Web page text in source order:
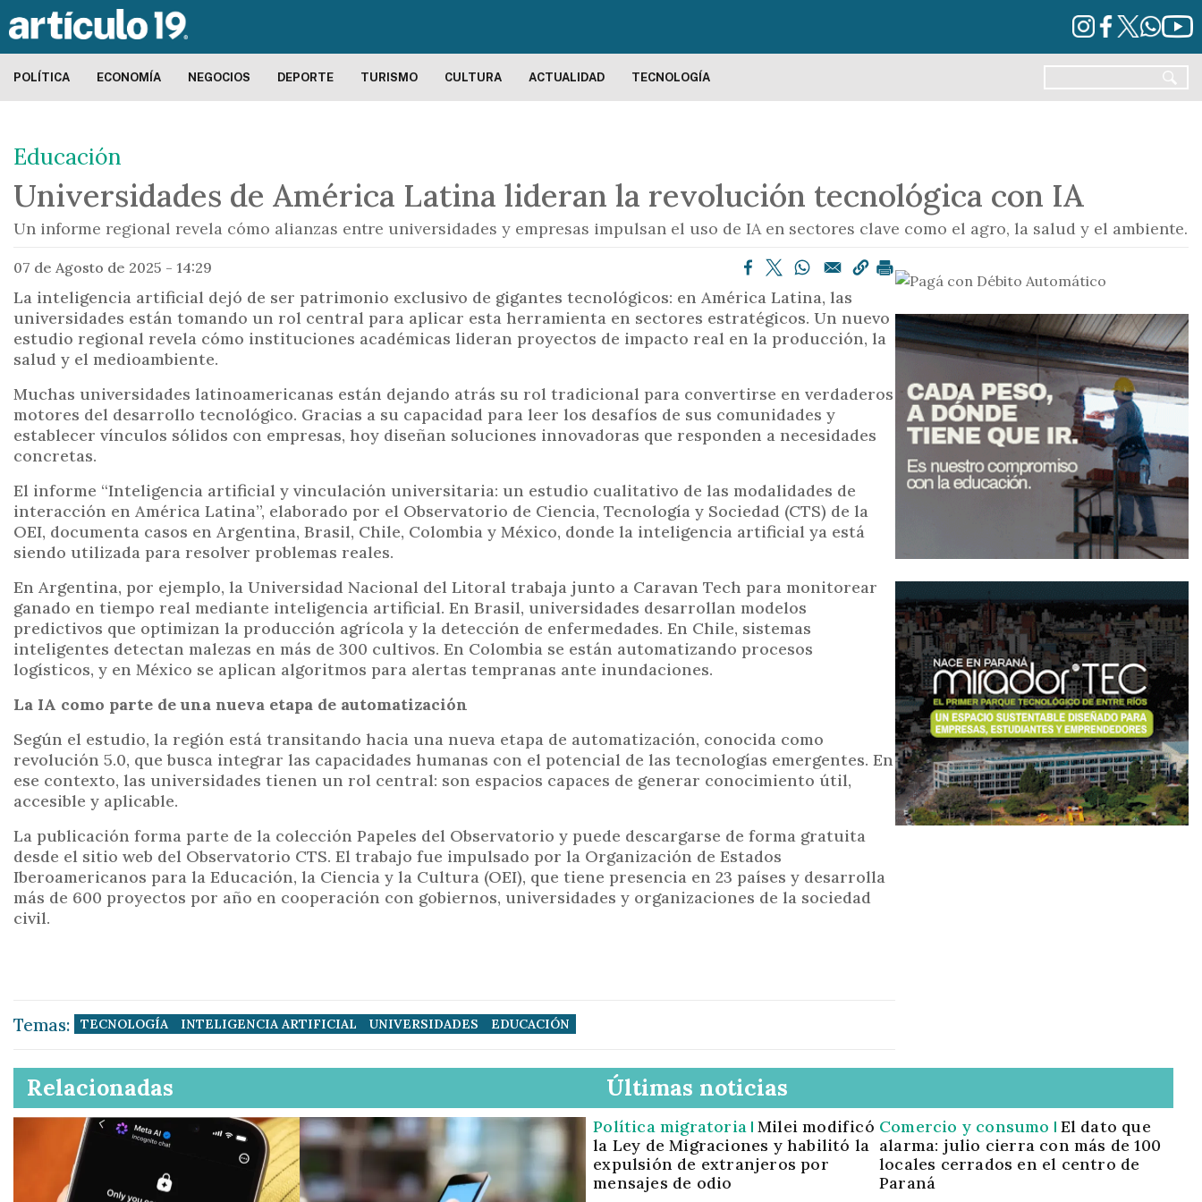
s
a
r
o
t
i
d
o
r
i
n
p
a
POLÍTICA ECONOMÍA NEGOCIOS DEPORTE TURISMO CULTURA ACTUALIDAD TECNOLOGÍA
Educación
Universidades de América Latina lideran la revolución tecnológica con IA
Un informe regional revela cómo alianzas entre universidades y empresas impulsan el uso de IA en sectores clave como el agro, la salud y el ambiente.
07 de Agosto de 2025 - 14:29
La inteligencia artificial dejó de ser patrimonio exclusivo de gigantes tecnológicos: en América Latina, las
universidades están tomando un rol central para aplicar esta herramienta en sectores estratégicos. Un nuevo
estudio regional revela cómo instituciones académicas lideran proyectos de impacto real en la producción, la
salud y el medioambiente.
Muchas universidades latinoamericanas están dejando atrás su rol tradicional para convertirse en verdaderos
motores del desarrollo tecnológico. Gracias a su capacidad para leer los desafíos de sus comunidades y
establecer vínculos sólidos con empresas, hoy diseñan soluciones innovadoras que responden a necesidades
concretas.
El informe “Inteligencia artificial y vinculación universitaria: un estudio cualitativo de las modalidades de
interacción en América Latina”, elaborado por el Observatorio de Ciencia, Tecnología y Sociedad (CTS) de la
OEI, documenta casos en Argentina, Brasil, Chile, Colombia y México, donde la inteligencia artificial ya está
siendo utilizada para resolver problemas reales.
En Argentina, por ejemplo, la Universidad Nacional del Litoral trabaja junto a Caravan Tech para monitorear
ganado en tiempo real mediante inteligencia artificial. En Brasil, universidades desarrollan modelos
predictivos que optimizan la producción agrícola y la detección de enfermedades. En Chile, sistemas
inteligentes detectan malezas en más de 300 cultivos. En Colombia se están automatizando procesos
logísticos, y en México se aplican algoritmos para alertas tempranas ante inundaciones.
La IA como parte de una nueva etapa de automatización
Según el estudio, la región está transitando hacia una nueva etapa de automatización, conocida como
revolución 5.0, que busca integrar las capacidades humanas con el potencial de las tecnologías emergentes. En
ese contexto, las universidades tienen un rol central: son espacios capaces de generar conocimiento útil,
accesible y aplicable.
La publicación forma parte de la colección Papeles del Observatorio y puede descargarse de forma gratuita
desde el sitio web del Observatorio CTS. El trabajo fue impulsado por la Organización de Estados
Iberoamericanos para la Educación, la Ciencia y la Cultura (OEI), que tiene presencia en 23 países y desarrolla
más de 600 proyectos por año en cooperación con gobiernos, universidades y organizaciones de la sociedad
civil.
Temas: TECNOLOGÍA INTELIGENCIA ARTIFICIAL UNIVERSIDADES EDUCACIÓN
Relacionadas Últimas noticias
Política migratoria Milei modificó
la Ley de Migraciones y habilitó la
expulsión de extranjeros por
mensajes de odio
Comercio y consumo
El dato que
alarma: julio cierra con más de 100
locales cerrados en el centro de
Paraná